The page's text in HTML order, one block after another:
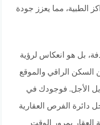
الطبية، مما يعزز جودة
بل هو انعكاس لرؤية
الراقي والموقع
الأجل. فوجودك في
دائرة الفرص العقارية
العقار بمرور الوقت